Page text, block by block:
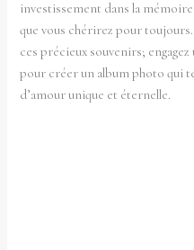
investissement dans la
que vous chérirez pour
ces précieux souvenirs;
pour créer un album photo qui
d’amour unique et éternelle.